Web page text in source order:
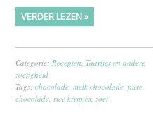
VERDER LEZEN »
Categorie: Recepten ,Taartjes en andere
zoetigheid
Tags:chocolade ,melk chocolade ,pure
chocolade rice krispies zoet